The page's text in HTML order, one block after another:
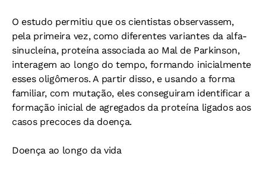
O estudo permitiu que os cientistas observassem,
pela primeira vez, como diferentes variantes da alfa-
sinucleína, proteína associada ao Mal de Parkinson,
interagem ao longo do tempo, formando inicialmente
esses oligômeros. A partir disso, e usando a forma
familiar, com mutação, eles conseguiram identificar a
formação inicial de agregados da proteína ligados aos
casos precoces da doença.
Doença ao longo da vida